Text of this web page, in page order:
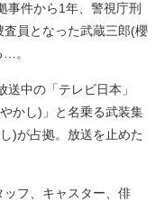
件から1年、警視庁刑
員となった武蔵三郎(櫻
。
中の「テレビ日本」
かし)」と名乗る武装集
)が占拠。放送を止めた
フ、キャスター、俳